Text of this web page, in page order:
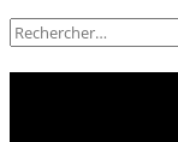
Rechercher :